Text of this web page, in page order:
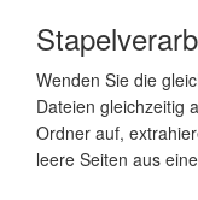
Wenden Sie die
Dateien gleichzeitig
Ordner auf,
leere Seiten aus